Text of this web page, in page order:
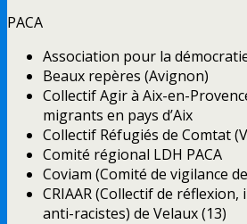
PACA
Association pour la
Beaux repères (Avignon)
Collectif Agir à Aix-en-
migrants en pays d’Aix
Collectif Réfugiés de Comtat
Comité régional LDH PACA
Coviam (Comité de vigilance
CRIAAR (Collectif de
anti-racistes) de Velaux (13)